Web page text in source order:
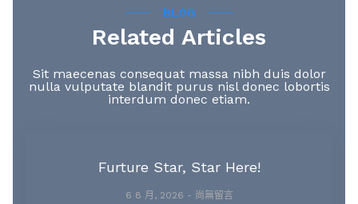
BLOG
Related Articles
Sit maecenas consequat massa nibh duis dolor
nulla vulputate blandit purus nisl donec lobortis
interdum donec etiam.
Furture Star, Star Here!
6 8 月, 2026 尚無留言